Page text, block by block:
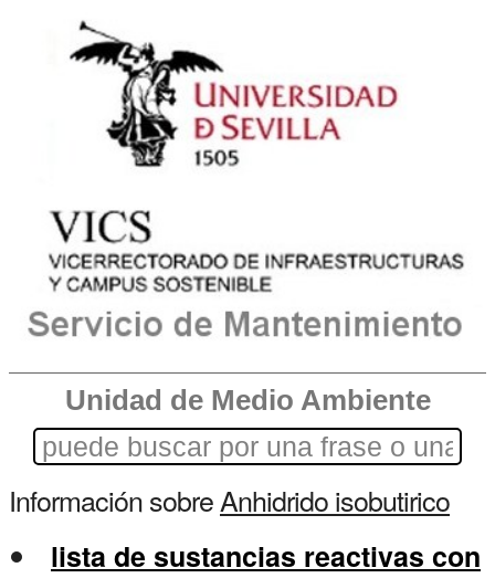
Unidad de Medio Ambiente
Información sobreAnhidrido isobutirico
lista de sustancias reactivas con